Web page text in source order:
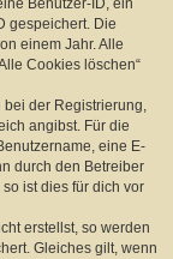
Benutzer-ID, ein
gespeichert. Die
einem Jahr. Alle
Cookies löschen“
der Registrierung,
angibst. Für die
eine E-
durch den Betreiber
ist dies für dich vor
erstellst, so werden
Gleiches gilt, wenn